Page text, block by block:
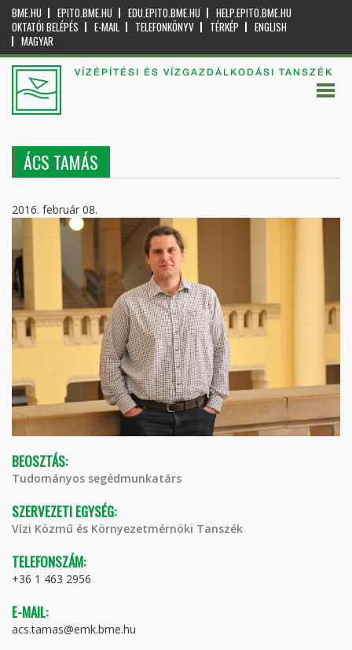
BME.HU EPITO.BME.HU EDU.EPITO.BME.HU
HELP.EPITO.BME.HU
OKTATÓI BELÉPÉS
E-MAIL TELEFONKÖNYV TÉRKÉP
ENGLISH
MAGYAR
VÍZÉPÍTÉSI ÉS VÍZGAZDÁLKODÁSI TANSZÉK
ÁCS TAMÁS
2016. február 08.
BEOSZTÁS:
Tudományos segédmunkatárs
SZERVEZETI EGYSÉG:
Vízi Közmű és Környezetmérnöki Tanszék
TELEFONSZÁM:
+36 1 463 2956
E-MAIL:
acs.tamas@emk.bme.hu